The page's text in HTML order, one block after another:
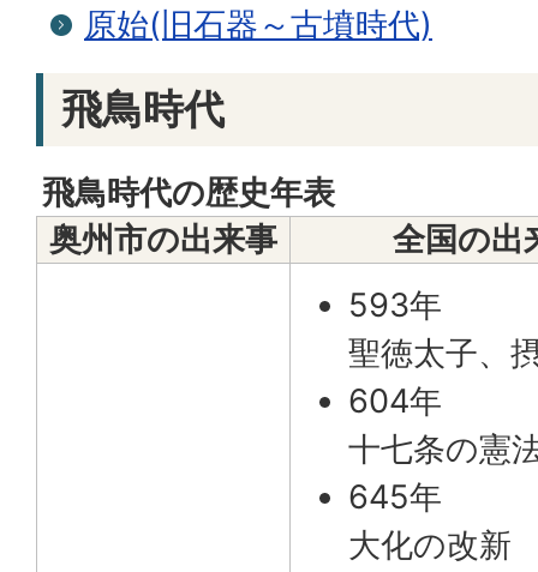
原始(旧石器～古墳時代)
飛鳥時代
飛鳥時代の歴史年表
奥州市の出来事
全国の出
593年
聖徳太子、
604年
十七条の憲
645年
大化の改新